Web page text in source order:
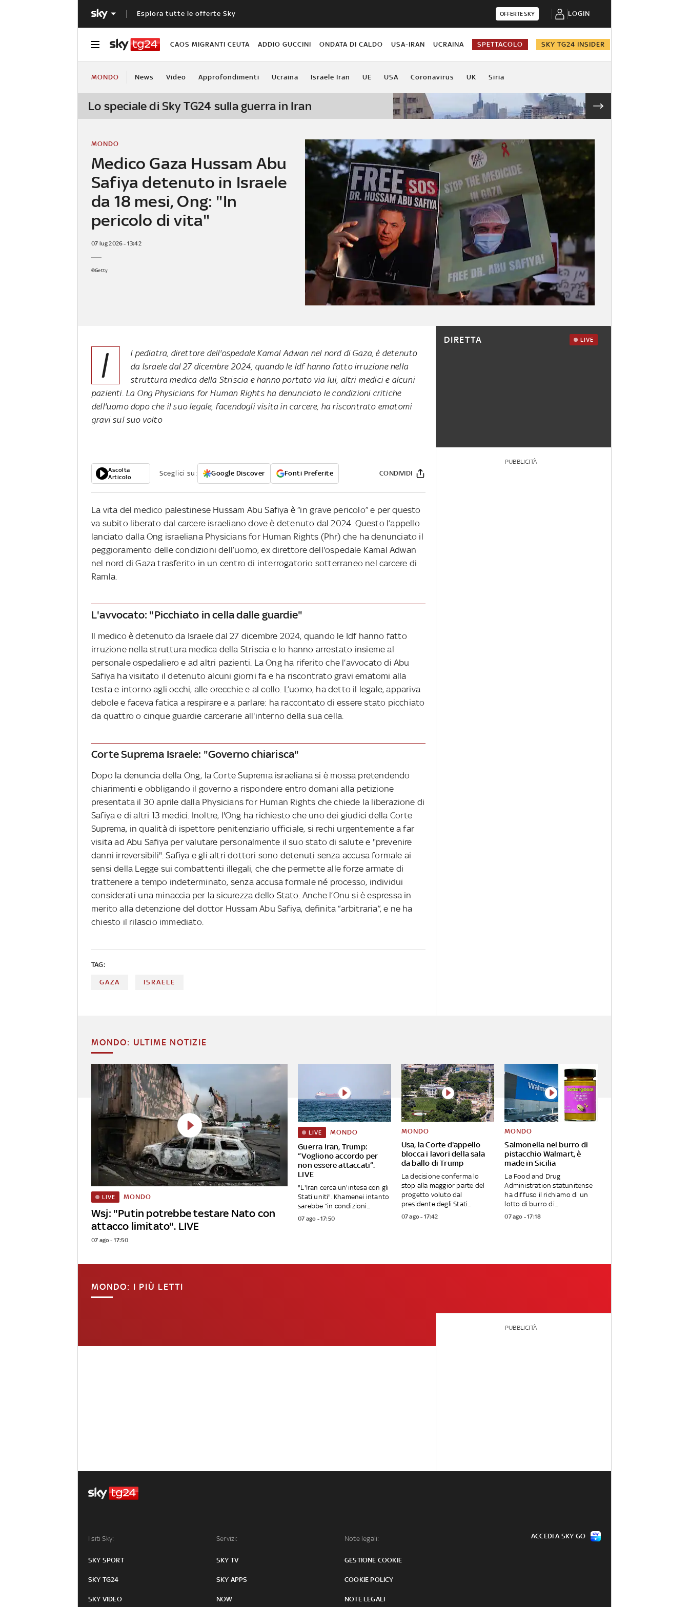
Esplora tutte le offerte Sky OFFERTE SKY LOGIN
CAOS MIGRANTI CEUTA ADDIO GUCCINI ONDATA DI CALDO USA-IRAN UCRAINA SPETTACOLO SKY TG24 INSIDER
MONDO News Video Approfondimenti Ucraina Israele Iran UE USA Coronavirus UK Siria
Lo speciale di Sky TG24 sulla guerra in Iran
Medico Gaza Hussam Abu
Safiya detenuto in Israele
da 18 mesi, Ong: "In
pericolo di vita"
MONDO
07 lug 2026 - 13:42
©Getty
I
l pediatra, direttore dell'ospedale Kamal Adwan nel nord di Gaza, è detenuto
da Israele dal 27 dicembre 2024, quando le Idf hanno fatto irruzione nella
struttura medica della Striscia e hanno portato via lui, altri medici e alcuni
pazienti. La Ong Physicians for Human Rights ha denunciato le condizioni critiche
dell'uomo dopo che il suo legale, facendogli visita in carcere, ha riscontrato ematomi
gravi sul suo volto
Ascolta
Articolo
Sceglici su: Google Discover Fonti Preferite CONDIVIDI
La vita del medico palestinese Hussam Abu Safiya è “in grave pericolo” e per questo
va subito liberato dal carcere israeliano dove è detenuto dal 2024. Questo l’appello
lanciato dalla Ong israeliana Physicians for Human Rights (Phr) che ha denunciato il
peggioramento delle condizioni dell’uomo, ex direttore dell'ospedale Kamal Adwan
nel nord di Gaza trasferito in un centro di interrogatorio sotterraneo nel carcere di
Ramla.
L'avvocato: "Picchiato in cella dalle guardie"
Il medico è detenuto da Israele dal 27 dicembre 2024, quando le Idf hanno fatto
irruzione nella struttura medica della Striscia e lo hanno arrestato insieme al
personale ospedaliero e ad altri pazienti. La Ong ha riferito che l’avvocato di Abu
Safiya ha visitato il detenuto alcuni giorni fa e ha riscontrato gravi ematomi alla
testa e intorno agli occhi, alle orecchie e al collo. L’uomo, ha detto il legale, appariva
debole e faceva fatica a respirare e a parlare: ha raccontato di essere stato picchiato
da quattro o cinque guardie carcerarie all'interno della sua cella.
Corte Suprema Israele: "Governo chiarisca"
Dopo la denuncia della Ong, la Corte Suprema israeliana si è mossa pretendendo
chiarimenti e obbligando il governo a rispondere entro domani alla petizione
presentata il 30 aprile dalla Physicians for Human Rights che chiede la liberazione di
Safiya e di altri 13 medici. Inoltre, l'Ong ha richiesto che uno dei giudici della Corte
Suprema, in qualità di ispettore penitenziario ufficiale, si rechi urgentemente a far
visita ad Abu Safiya per valutare personalmente il suo stato di salute e "prevenire
danni irreversibili". Safiya e gli altri dottori sono detenuti senza accusa formale ai
sensi della Legge sui combattenti illegali, che che permette alle forze armate di
trattenere a tempo indeterminato, senza accusa formale né processo, individui
considerati una minaccia per la sicurezza dello Stato. Anche l’Onu si è espressa in
merito alla detenzione del dottor Hussam Abu Safiya, definita “arbitraria”, e ne ha
chiesto il rilascio immediato.
TAG:
GAZA ISRAELE
DIRETTA LIVE
PUBBLICITÀ
MONDO: ULTIME NOTIZIE
Wsj: "Putin potrebbe testare Nato con
attacco limitato". LIVE
LIVE MONDO
07 ago - 17:50
Guerra Iran, Trump:
“Vogliono accordo per
non essere attaccati”.
LIVE
LIVE MONDO
"L'Iran cerca un'intesa con gli
Stati uniti". Khamenei intanto
sarebbe “in condizioni...
07 ago - 17:50
Usa, la Corte d'appello
blocca i lavori della sala
da ballo di Trump
MONDO
La decisione conferma lo
stop alla maggior parte del
progetto voluto dal
presidente degli Stati...
07 ago - 17:42
Salmonella nel burro di
pistacchio Walmart, è
made in Sicilia
MONDO
La Food and Drug
Administration statunitense
ha diffuso il richiamo di un
lotto di burro di...
07 ago - 17:18
MONDO: I PIÙ LETTI
PUBBLICITÀ
I siti Sky:
SKY SPORT
SKY TG24
SKY VIDEO
Servizi:
SKY TV
SKY APPS
NOW
Note legali:
GESTIONE COOKIE
COOKIE POLICY
NOTE LEGALI
ACCEDI A SKY GO